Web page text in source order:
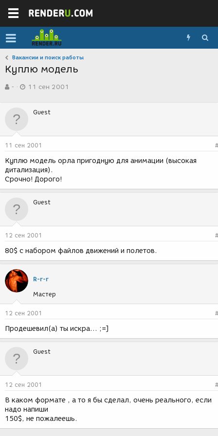
Вакансии и поиск работы
Куплю модель
в
р
м
-
а
д
н
и
я
11 сен 2001
Guest
11 сен 2001
Куплю модель орла пригодную для анимации (высокая
дитализация).
Срочно! Дорого!
Guest
12 сен 2001
80$ с набором файлов движений и полетов.
R-r-r
Мастер
12 сен 2001
Продешевил(а) ты искра... ;=]
Guest
12 сен 2001
В каком формате , а то я бы сделал, очень реального, если
надо напиши
150$, не пожалеешь.